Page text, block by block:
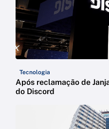
Tecnologia
Após reclamação de
do Discord